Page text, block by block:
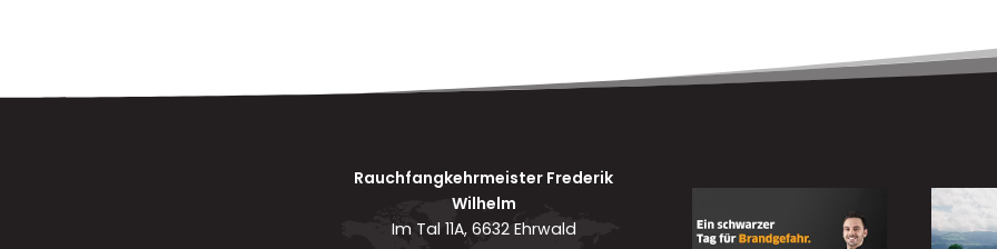
Rauchfangkehrmeister Frederik
Wilhelm
Im Tal 11A, 6632 Ehrwald